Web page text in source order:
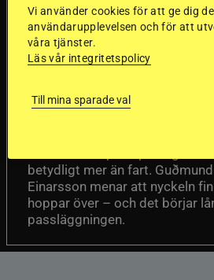
”Gummi”
Första
en
passhäst
betydligt mer än fart.
Einarsson menar att nyckeln
hoppar över – och det börjar
passläggningen.
Vi använder cookies för att ge dig
användarupplevelsen och för att
våra tjänster.
Läs vår integritetspolicy
Till mina sparade val